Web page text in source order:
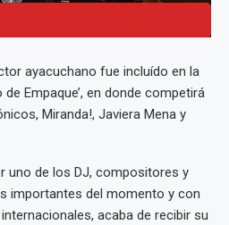
ayacuchano fue incluído en la
Empaque’, en donde competirá
Miranda!, Javiera Mena y
uno de los DJ, compositores y
importantes del momento y con
acaba de recibir su